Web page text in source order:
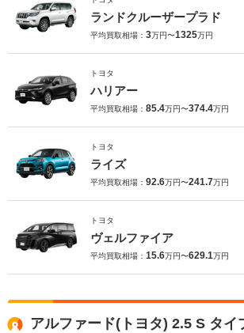
ランドクルーザープラド
平均買取相場： 3万円〜1325万円
トヨタ
ハリアー
平均買取相場： 85.4万円〜374.4万円
トヨタ
ライズ
平均買取相場： 92.6万円〜241.7万円
トヨタ
ヴェルファイア
平均買取相場： 15.6万円〜629.1万円
アルファード(トヨタ) 2.5 S タイ